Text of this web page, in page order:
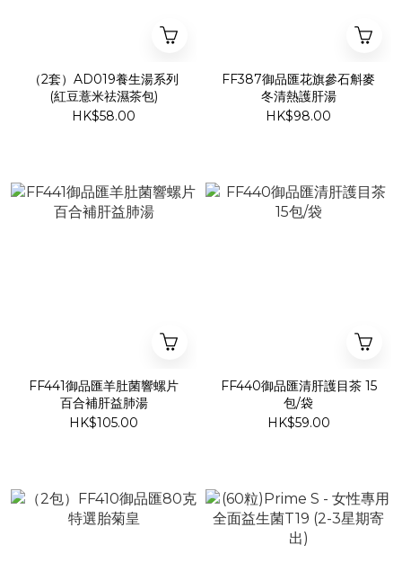
（2套）AD019養生湯系列
(紅豆薏米祛濕茶包)
HK$58.00
FF387御品匯花旗參石斛麥
冬清熱護肝湯
HK$98.00
FF441御品匯羊肚菌響螺片
百合補肝益肺湯
HK$105.00
FF440御品匯清肝護目茶 15
包/袋
HK$59.00